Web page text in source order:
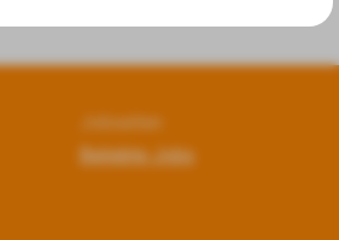
Jobseiten
Beliebte Jobs